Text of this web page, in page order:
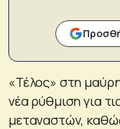
«Τέλος» στη
νέα ρύθμιση για
μεταναστών,